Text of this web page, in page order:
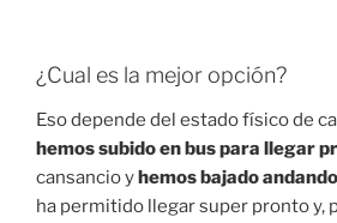
¿Cual es la mejor opción?
Eso depende del estado físico de
hemos subido en bus para llegar
cansancio yhemos bajadoandando
ha permitido llegar super pronto y,